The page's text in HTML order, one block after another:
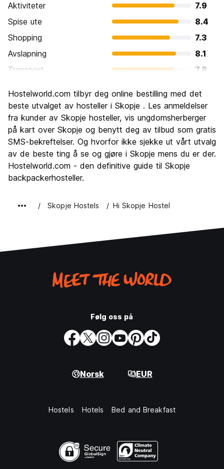
Aktiviteter
7.9
Spise ute
8.4
Shopping
7.3
Avslapning
8.1
Transport
7.8
Kultur
8.1
Feste
7.6
Verdi for pengene
8.9
Hostelworld.com tilbyr deg online bestilling med det
beste utvalget av hosteller i Skopje . Les anmeldelser
fra kunder av Skopje hosteller, vis ungdomsherberger
på kart over Skopje og benytt deg av tilbud som gratis
SMS-bekreftelser. Og hvorfor ikke sjekke ut vårt utvalg
av de beste ting å se og gjøre i Skopje mens du er der.
Hostelworld.com - den definitive guide til Skopje
backpackerhosteller.
Skopje Hostels Hi Skopje Hostel
Følg oss på
Norsk EUR
Hostels Hotels Bed and Breakfast